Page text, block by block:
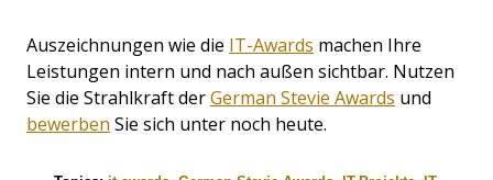
Auszeichnungen wie die IT-Awards machen Ihre
Leistungen intern und nach außen sichtbar. Nutzen
Sie die Strahlkraft derGerman Stevie Awards und
bewerben Sie sich unter noch heute.